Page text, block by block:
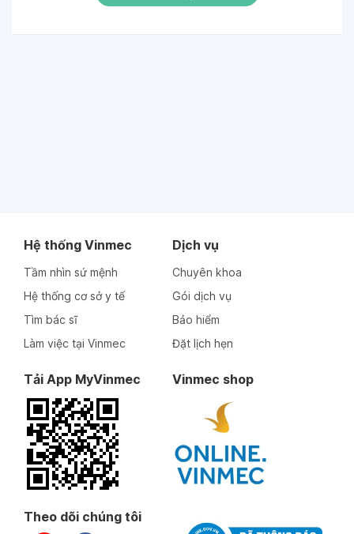
Hệ thống Vinmec
Tầm nhìn sứ mệnh
Hệ thống cơ sở y tế
Tìm bác sĩ
Làm việc tại Vinmec
Dịch vụ
Chuyên khoa
Gói dịch vụ
Bảo hiểm
Đặt lịch hẹn
Tải App MyVinmec Vinmec shop
Theo dõi chúng tôi